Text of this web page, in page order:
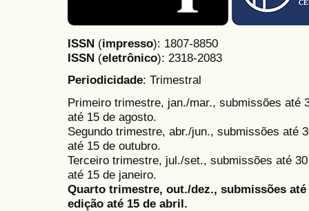
ISSN (impresso): 1807-8850
ISSN (eletrônico): 2318-2083
Periodicidade: Trimestral
Primeiro trimestre, jan./mar., submissões até
até 15 de agosto.
Segundo trimestre, abr./jun., submissões até
até 15 de outubro.
Terceiro trimestre, jul./set., submissões até
até 15 de janeiro.
Quarto trimestre, out./dez., submissões
edição até 15 de abril.